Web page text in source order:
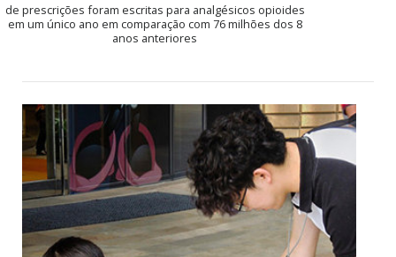
de prescrições foram escritas para analgésicos opioides
em um único ano em comparação com 76 milhões dos 8
anos anteriores